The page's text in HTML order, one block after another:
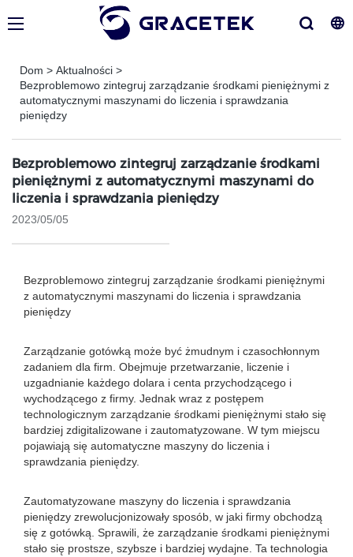
Dom > Aktualności >
Bezproblemowo zintegruj zarządzanie środkami pieniężnymi z
automatycznymi maszynami do liczenia i sprawdzania
pieniędzy
Bezproblemowo zintegruj zarządzanie środkami
pieniężnymi z automatycznymi maszynami do
liczenia i sprawdzania pieniędzy
2023/05/05
Bezproblemowo zintegruj zarządzanie środkami pieniężnymi
z automatycznymi maszynami do liczenia i sprawdzania
pieniędzy
Zarządzanie gotówką może być żmudnym i czasochłonnym
zadaniem dla firm. Obejmuje przetwarzanie, liczenie i
uzgadnianie każdego dolara i centa przychodzącego i
wychodzącego z firmy. Jednak wraz z postępem
technologicznym zarządzanie środkami pieniężnymi stało się
bardziej zdigitalizowane i zautomatyzowane. W tym miejscu
pojawiają się automatyczne maszyny do liczenia i
sprawdzania pieniędzy.
Zautomatyzowane maszyny do liczenia i sprawdzania
pieniędzy zrewolucjonizowały sposób, w jaki firmy obchodzą
się z gotówką. Sprawili, że zarządzanie środkami pieniężnymi
stało się prostsze, szybsze i bardziej wydajne. Ta technologia